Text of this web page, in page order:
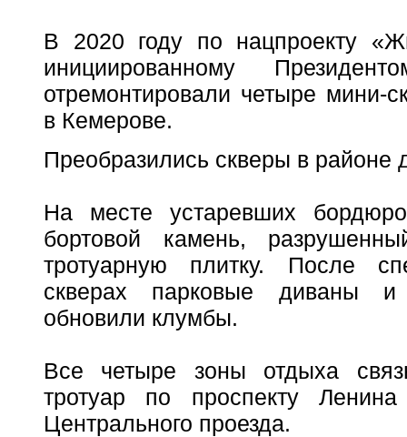
В 2020 году по нацпроекту
инициированному
отремонтировали четыре мини-
в Кемерове.
Преобразились скверы в
На месте устаревших
бортовой камень,
тротуарную плитку. После
скверах парковые диваны и
обновили клумбы.
Все четыре зоны отдыха
тротуар по проспекту
Центрального проезда.